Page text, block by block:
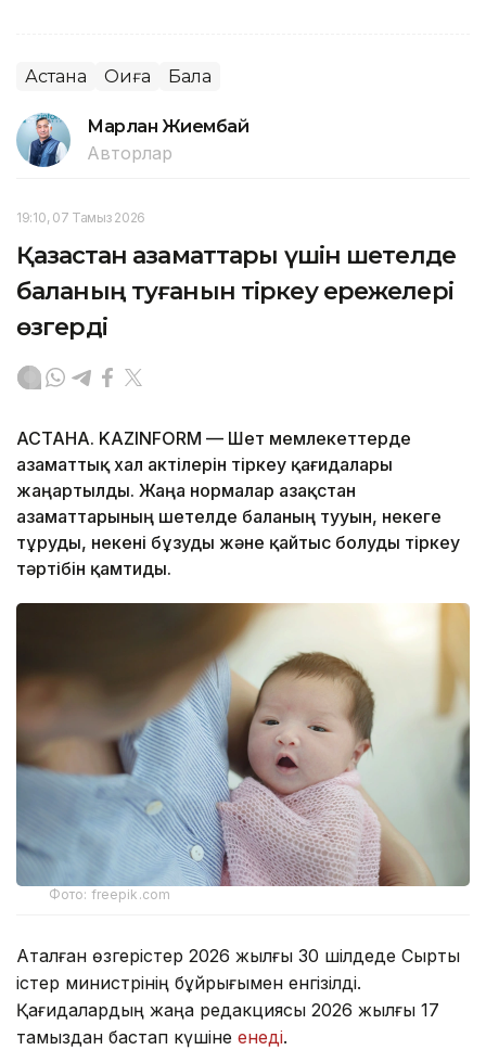
Астана Оқиға Бала
Марлан Жиембай
Авторлар
19:10, 07 Тамыз 2026
Қазақстан азаматтары үшін шетелде
баланың туғанын тіркеу ережелері
өзгерді
АСТАНА. KAZINFORM — Шет мемлекеттерде
азаматтық хал актілерін тіркеу қағидалары
жаңартылды. Жаңа нормалар Қазақстан
азаматтарының шетелде баланың тууын, некеге
тұруды, некені бұзуды және қайтыс болуды тіркеу
тәртібін қамтиды.
Фото: freepik.com
Аталған өзгерістер 2026 жылғы 30 шілдеде Сыртқы
істер министрінің бұйрығымен енгізілді.
Қағидалардың жаңа редакциясы 2026 жылғы 17
тамыздан бастап күшіне енеді.